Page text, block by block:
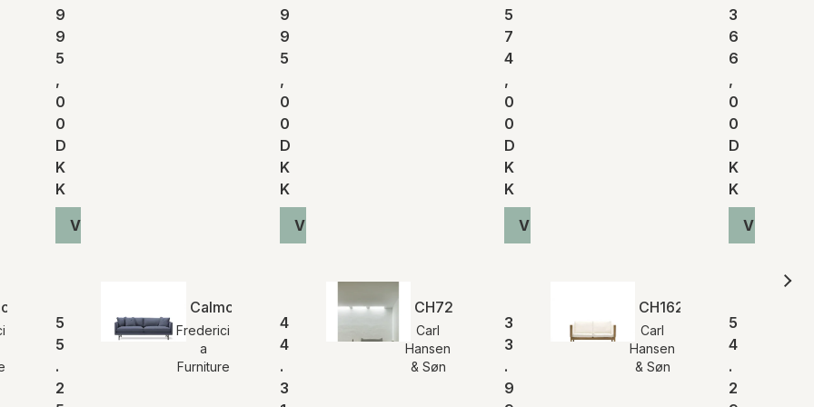
9
9
5
,
0
0
D
K
K
Vis produkt
9
9
5
,
0
0
D
K
K
Vis produkt
5
7
4
,
0
0
D
K
K
Vis produkt
3
6
6
,
0
0
D
K
K
Vis
80 3-pers. sofa
5
5
.
2
Calmo 95 2-pers. sofa
Frederici
a
Furniture
4
4
.
3
CH72 | Eg, sæbe
Carl
Hansen
& Søn
3
3
.
9
CH162 Sofa | Hans J.
Carl
Hansen
& Søn
5
4
.
2